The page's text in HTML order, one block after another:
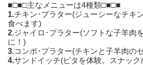
■□■□主なメニューは4種類□■□■
1.チキン･プラター(ジューシーなチキ
食べます)
2.ジャイロ･プラター(ソフトな子羊肉
に！)
3.コンボ･プラター(チキンと子羊肉の
4.サンドイッチ(ピタを体験。スナック